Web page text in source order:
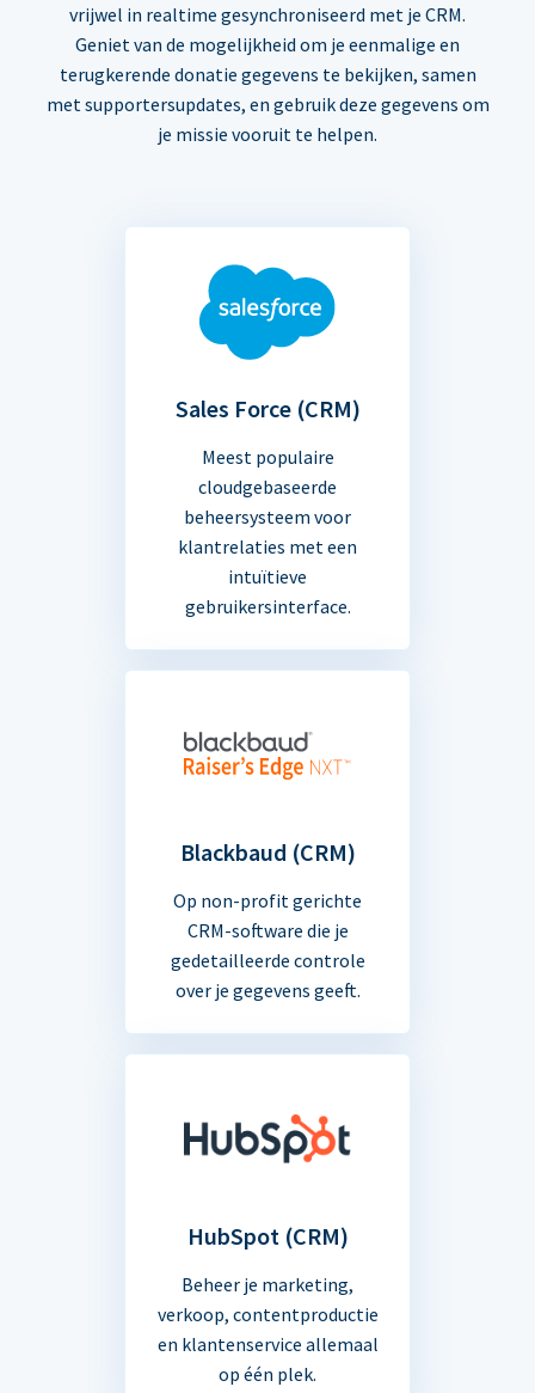
vrijwel in realtime gesynchroniseerd met je CRM.
Geniet van de mogelijkheid om je eenmalige en
terugkerende donatie gegevens te bekijken, samen
met supportersupdates, en gebruik deze gegevens om
je missie vooruit te helpen.
Sales Force (CRM)
Meest populaire
cloudgebaseerde
beheersysteem voor
klantrelaties met een
intuïtieve
gebruikersinterface.
Blackbaud (CRM)
Op non-profit gerichte
CRM-software die je
gedetailleerde controle
over je gegevens geeft.
HubSpot (CRM)
Beheer je marketing,
verkoop, contentproductie
en klantenservice allemaal
op één plek.